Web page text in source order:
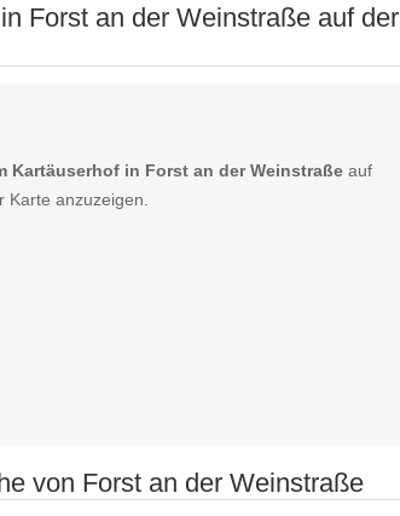
Forst an der Weinstraße auf der
Kartäuserhof in Forst an der Weinstraße auf
Karte anzuzeigen.
von Forst an der Weinstraße